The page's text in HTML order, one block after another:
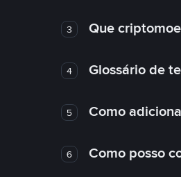
3 Que
4 Glossário de
5 Como
6 Como posso